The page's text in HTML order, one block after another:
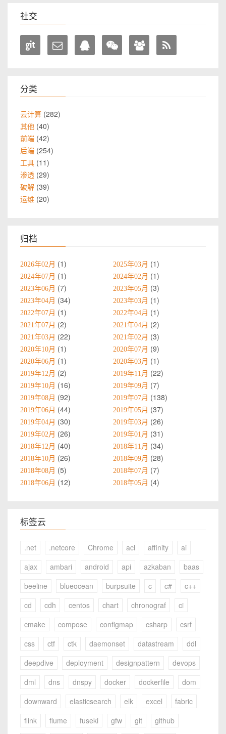
社交
分类
云计算 282
其他 40
前端 42
后端 254
工具 11
渗透 29
破解 39
运维 20
归档
2026年02月 1 2025年03月 1
2024年07月 1 2024年02月 1
2023年06月 7 2023年05月 3
2023年04月 34 2023年03月 1
2022年07月 1 2022年04月 1
2021年07月 2 2021年04月 2
2021年03月 22 2021年02月 3
2020年10月 1 2020年07月 9
2020年06月 1 2020年03月 1
2019年12月 2 2019年11月 22
2019年10月 16 2019年09月 7
2019年08月 92 2019年07月 138
2019年06月 44 2019年05月 37
2019年04月 30 2019年03月 26
2019年02月 26 2019年01月 31
2018年12月 40 2018年11月 34
2018年10月 26 2018年09月 28
2018年08月 5 2018年07月 7
2018年06月 12 2018年05月 4
标签云
.net .netcore Chrome acl affinity
ai
ajax
ambari android api azkaban
baas
beeline
blueocean burpsuite c c#
c++
cd
cdh centos chart chronograf
ci
cmake
compose configmap csharp
csrf
css
ctf ctk daemonset datastream
ddl
deepdive
deployment designpattern
devops
dml
dns dnspy docker dockerfile
dom
downward
elasticsearch elk excel
fabric
flink
flume fuseki gfw git
github